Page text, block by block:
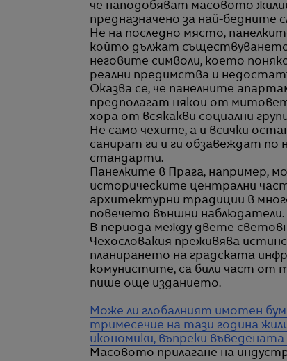
че наподобяват масовото
предназначено за най-бедните
Не на последно място,
който дължат
неговите символи, което
реални предимства и
Оказва се, че панелните
предполагат някои от
хора от всякакви социални
Не само чехите, а и всички
санират ги и ги обзавеждат по
стандарти.
Панелките в Прага, например,
историческите централни
архитектурни традиции в
повечето външни наблюдатели.
В периода между двете
Чехословакия преживява
планирането на градската
комунистите, са били част от
пише още изданието.
Може ли глобалният имотен бум
тримесечие на тази година
икономики, въпреки
Масовото прилагане на